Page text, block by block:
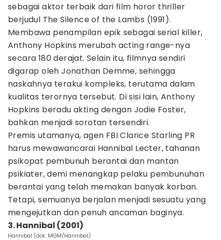
sebagai aktor terbaik dari film horor thriller
berjudul The Silence of the Lambs (1991).
Membawa penampilan epik sebagai serial killer,
Anthony Hopkins merubah acting range-nya
secara 180 derajat. Selain itu, filmnya sendiri
digarap oleh Jonathan Demme, sehingga
naskahnya terakui kompleks, terutama dalam
kualitas terornya tersebut. Di sisi lain, Anthony
Hopkins beradu akting dengan Jodie Foster,
bahkan menjadi sorotan tersendiri.
Premis utamanya, agen FBI Clarice Starling PR
harus mewawancarai Hannibal Lecter, tahanan
psikopat pembunuh berantai dan mantan
psikiater, demi menangkap pelaku pembunuhan
berantai yang telah memakan banyak korban.
Tetapi, semuanya berjalan menjadi sesuatu yang
mengejutkan dan penuh ancaman baginya.
3. Hannibal (2001)
Hannibal (dok. MGM/Hannibal)